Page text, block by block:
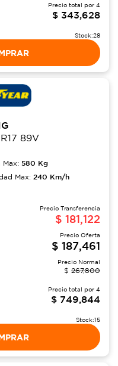
Precio total por 4
$ 343,628
Stock:28
89V
Max: 580 Kg
Max: 240 Km/h
Precio Transferencia
$ 181,122
Precio Oferta
$ 187,461
Precio Normal
$ 267,800
Precio total por 4
$ 749,844
Stock:15